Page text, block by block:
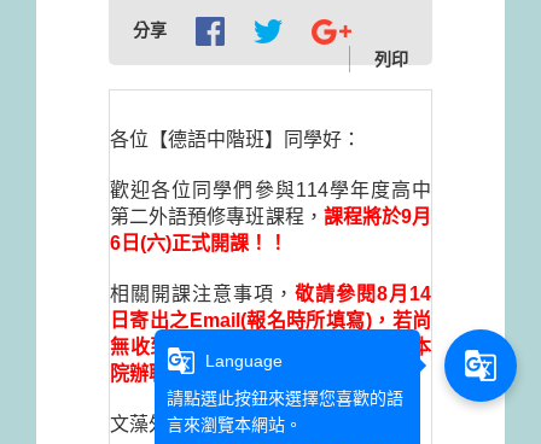
分享
列印
各位【德語中階班】同學好：
歡迎各位同學們參與114學年度高中
第二外語預修專班課程， 課程將於9月
6日(六)正式開課！！
相關開課注意事項， 敬請參閱8月14
日寄出之Email(報名時所填寫)，若尚
無收到開課通知信，請務必主動與本
院辦聯繫！
文藻外語大學 歐亞語文學院
g_translate
Language
請點選此按鈕來選擇您喜歡的語
言來瀏覽本網站。
g_translate